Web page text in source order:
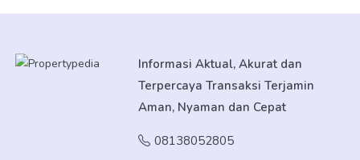
Informasi Aktual, Akurat dan
Terpercaya Transaksi Terjamin
Aman, Nyaman dan Cepat
08138052805